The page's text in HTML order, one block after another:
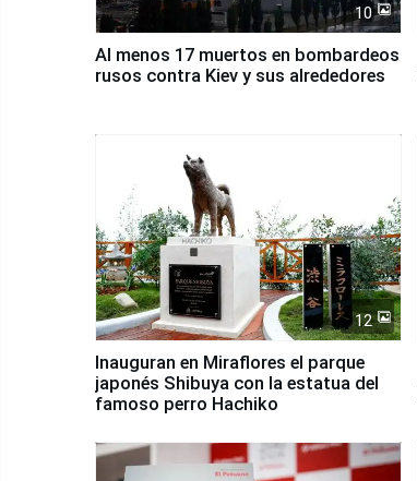
10
Al menos 17 muertos en bombardeos
rusos contra Kiev y sus alrededores
12
Inauguran en Miraflores el parque
japonés Shibuya con la estatua del
famoso perro Hachiko